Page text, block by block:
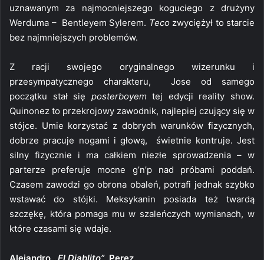
uznawanym za najmocniejszego koguciego z drużyny
Werduma – Bentleyem Sylerem. Tecozwyciężył to starcie
bez najmniejszych problemów.
Z racji swojego oryginalnego wizerunku i
przesympatycznego charakteru, Jose od samego
początku stał się posterboyemtej edycji reality show.
Quinonez to przekrojowy zawodnik, najlepiej czujący się w
stójce. Umie korzystać z dobrych warunków fizycznych,
dobrze pracuje nogami i głową, świetnie kontruje. Jest
silny fizycznie i ma całkiem niezłe sprowadzenia – w
parterze preferuje mocne g’n’p nad próbami poddań.
Czasem zawodzi go obrona obaleń, potrafi jednak szybko
wstawać do stójki. Meksykanin posiada też twardą
szczękę, która pomaga mu w szaleńczych wymianach, w
które czasami się wdaje.